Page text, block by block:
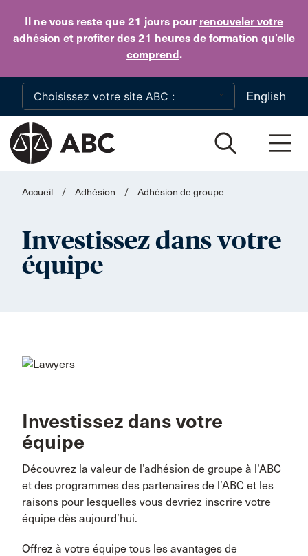
Il ne vous reste que 21 jours pour renouveler votre
adhésion et profiter des 21 heures de formation qu’elle
comprend.
Skip to main content
English
Accueil / Adhésion / Adhésion de groupe
Investissez dans votre
équipe
Investissez dans votre
équipe
Découvrez la valeur de l’adhésion de groupe à l’ABC
et des programmes des partenaires de l’ABC et les
raisons pour lesquelles vous devriez inscrire votre
équipe dès aujourd’hui.
Offrez à votre équipe tous les avantages de